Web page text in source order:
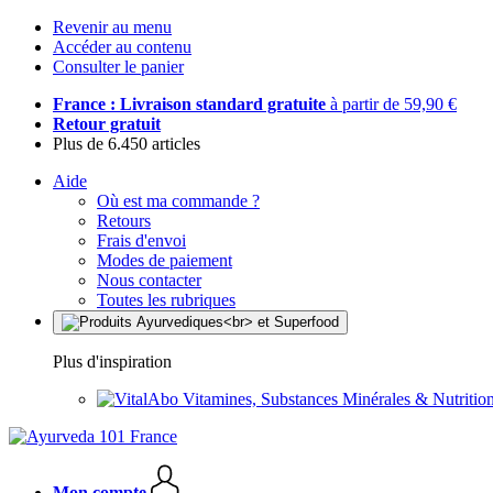
Revenir au menu
Accéder au contenu
Consulter le panier
France : Livraison standard gratuite à partir de 59,90 €
Retour gratuit
Plus de 6.450 articles
Aide
Où est ma commande ?
Retours
Frais d'envoi
Modes de paiement
Nous contacter
Toutes les rubriques
Plus d'inspiration
Vitamines, Substances Minérales &